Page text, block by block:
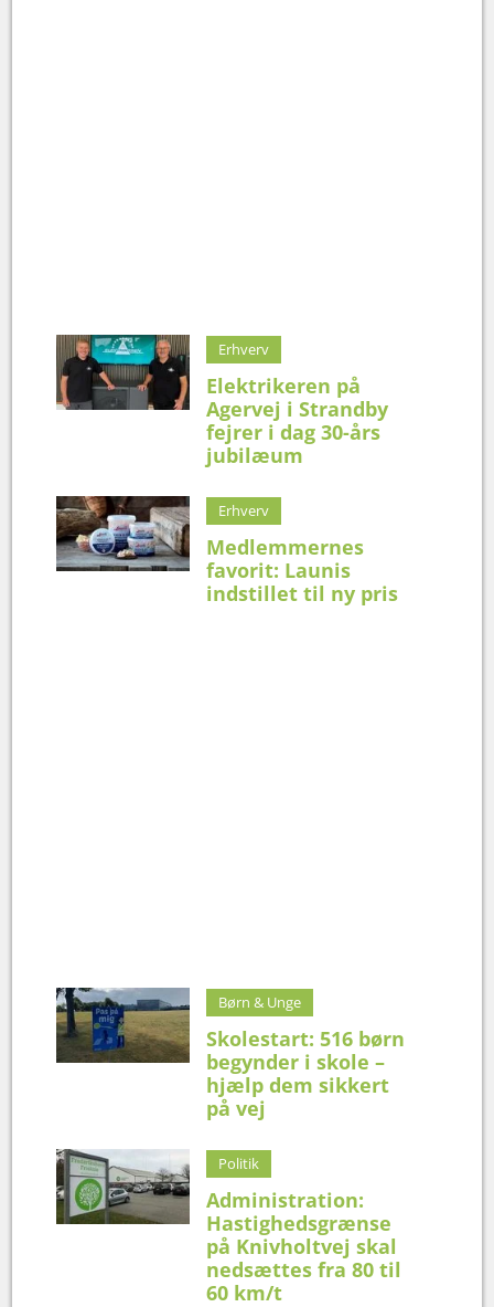
Erhverv
Elektrikeren på
Agervej i Strandby
fejrer i dag 30-års
jubilæum
Erhverv
Medlemmernes
favorit: Launis
indstillet til ny pris
Børn & Unge
Skolestart: 516 børn
begynder i skole –
hjælp dem sikkert
på vej
Politik
Administration:
Hastighedsgrænse
på Knivholtvej skal
nedsættes fra 80 til
60 km/t